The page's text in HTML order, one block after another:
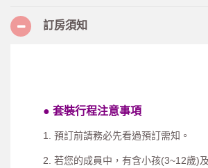
訂房須知
● 套裝行程注意事項
1. 預訂前請務必先看過預訂需知。
2. 若您的成員中，有含小孩(3~12歲)